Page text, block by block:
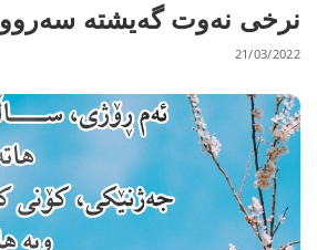
نرخی نەوت گەیشتە سەروو 111 دۆلار
21/03/2022